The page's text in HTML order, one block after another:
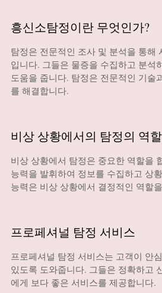
흥신소탐정이란 무엇인가?
탐정은 전문적인 조사 및 분석을 통해
입니다. 그들은 물증을 수집하고 분석
도움을 줍니다. 탐정은 전문적인 기술
를 해결합니다.
비상 상황에서의 탐정의 역할
비상 상황에서 탐정은 중요한 역할을
능력을 발휘하여 정보를 수집하고 상
능력은 비상 상황에서 결정적인 역할
프로페셔널 탐정 서비스
프로페셔널 탐정 서비스는 고객이 안
있도록 도와줍니다. 그들은 정확하고
에게 보다 좋은 서비스를 제공합니다.